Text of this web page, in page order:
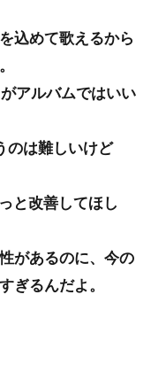
込めて歌えるから
アルバムではいい
のは難しいけど
と改善してほし
があるのに、今の
ぎるんだよ。